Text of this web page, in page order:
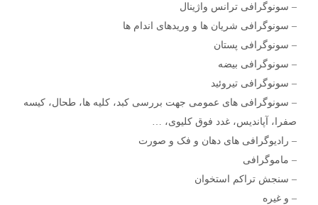
– سونوگرافی ترانس واژینال
– سونوگرافی شریان ها و وریدهای اندام ها
– سونوگرافی پستان
– سونوگرافی بیضه
– سونوگرافی تیروئید
– سونوگرافی های عمومی جهت بررسی کبد، کلیه ها، طحال، کیسه
صفرا، آپاندیس، غدد فوق کلیوی، …
– رادیوگرافی های دهان و فک و صورت
– ماموگرافی
– سنجش تراکم استخوان
– و غیره